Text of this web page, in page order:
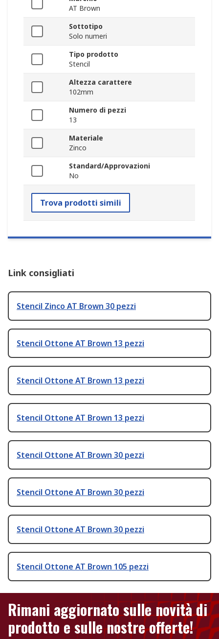
AT Brown
Sottotipo
Solo numeri
Tipo prodotto
Stencil
Altezza carattere
102mm
Numero di pezzi
13
Materiale
Zinco
Standard/Approvazioni
No
Trova prodotti simili
Link consigliati
Stencil Zinco AT Brown 30 pezzi
Stencil Ottone AT Brown 13 pezzi
Stencil Ottone AT Brown 13 pezzi
Stencil Ottone AT Brown 13 pezzi
Stencil Ottone AT Brown 30 pezzi
Stencil Ottone AT Brown 30 pezzi
Stencil Ottone AT Brown 30 pezzi
Stencil Ottone AT Brown 105 pezzi
Rimani aggiornato sulle novità di
prodotto e sulle nostre offerte!